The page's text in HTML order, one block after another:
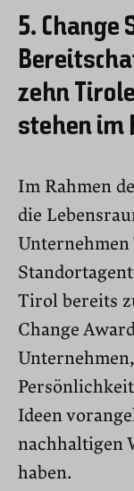
5. Change
zehn
stehen im
Im Rahmen
die
Tirol bereits
Change
Ideen
nachhaltigen
haben.